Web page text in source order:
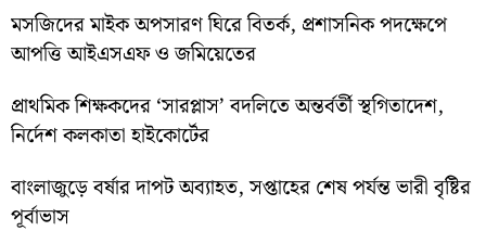
মসজিদের মাইক অপসারণ ঘিরে বিতর্ক, প্রশাসনিক পদক্ষেপে
আপত্তি আইএসএফ ও জমিয়েতের
প্রাথমিক শিক্ষকদের ‘সারপ্লাস’ বদলিতে অন্তর্বর্তী স্থগিতাদেশ,
নির্দেশ কলকাতা হাইকোর্টের
বাংলাজুড়ে বর্ষার দাপট অব্যাহত, সপ্তাহের শেষ পর্যন্ত ভারী বৃষ্টির
পূর্বাভাস